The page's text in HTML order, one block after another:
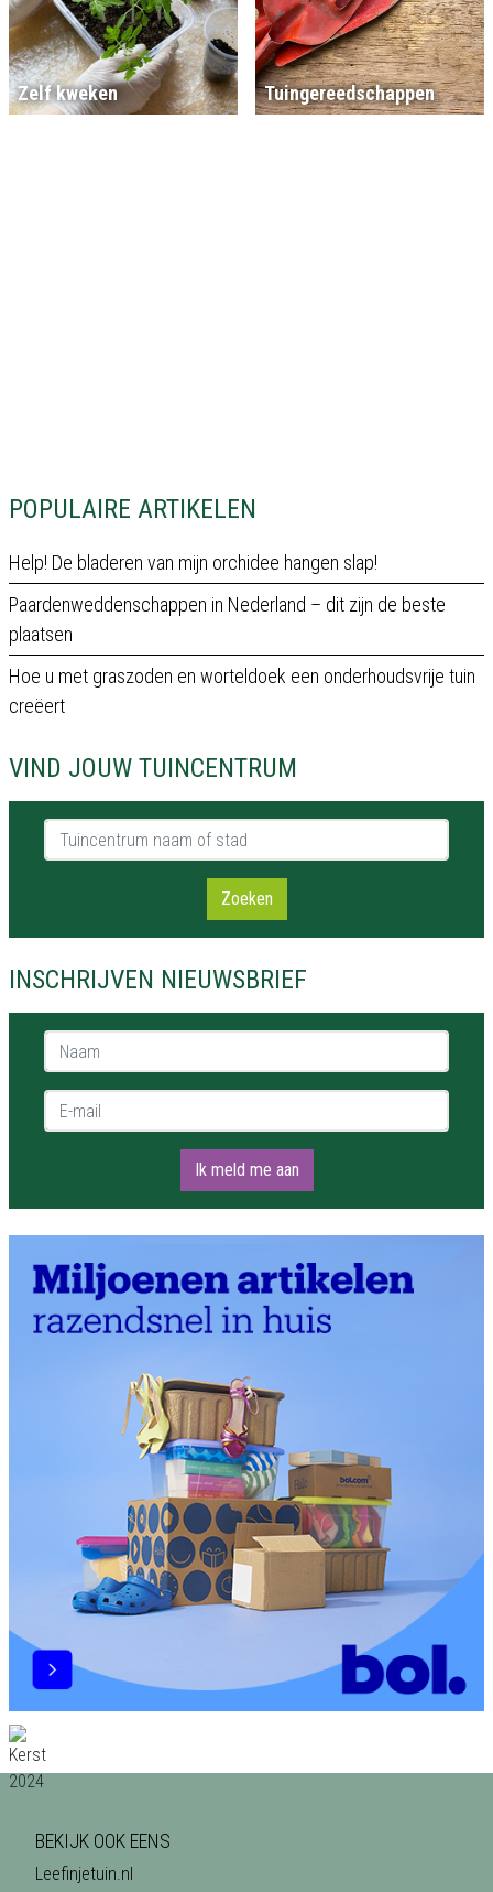
POPULAIRE ARTIKELEN
Help! De bladeren van mijn orchidee hangen slap!
Paardenweddenschappen in Nederland – dit zijn de beste
plaatsen
Hoe u met graszoden en worteldoek een onderhoudsvrije tuin
creëert
VIND JOUW TUINCENTRUM
Tuincentrum naam of stad
Zoeken
INSCHRIJVEN NIEUWSBRIEF
Naam *
E-mail *
Ik meld me aan
Zelf kweken Tuingereedschappen
BEKIJK OOK EENS
Leefinjetuin.nl